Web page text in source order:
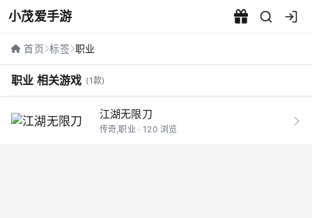
小茂爱手游
职业相关游戏 - 小茂爱手游
首页 标签 职业
职业 相关游戏 (1款)
江湖无限刀
传奇,职业 · 120 浏览